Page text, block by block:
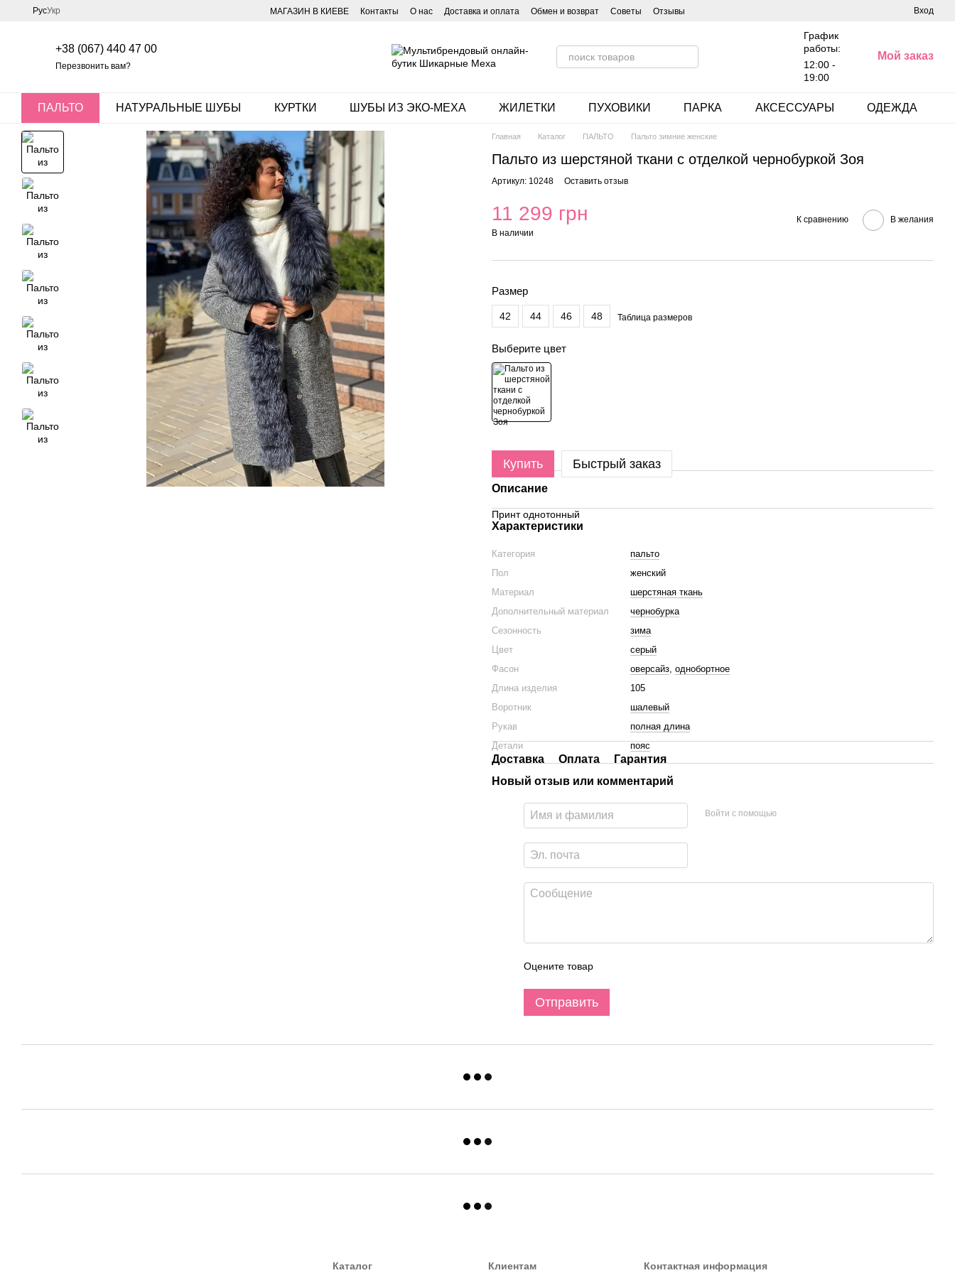
Перейти к основному контенту
РусУкр МАГАЗИН В КИЕВЕ Контакты О нас Доставка и оплата Обмен и возврат Советы Отзывы Вход
+38 (067) 440 47 00
Перезвонить вам?
График
работы:
12:00 -
19:00
Мой заказ
ПАЛЬТО НАТУРАЛЬНЫЕ ШУБЫ КУРТКИ ШУБЫ ИЗ ЭКО-МЕХА ЖИЛЕТКИ ПУХОВИКИ ПАРКА АКСЕССУАРЫ ОДЕЖДА
Главная Каталог ПАЛЬТО Пальто зимние женские
Пальто из шерстяной ткани с отделкой чернобуркой Зоя
Артикул: 10248 Оставить отзыв
11 299 грн
В наличии
К сравнению В желания
Размер
42 44 46 48 Таблица размеров
Выберите цвет
Купить Быстрый заказ
Описание
Принт однотонный
Характеристики
Категория
пальто
Пол
женский
Материал
шерстяная ткань
Дополнительный материал
чернобурка
Сезонность
зима
Цвет
серый
Фасон
оверсайз, однобортное
Длина изделия
105
Воротник
шалевый
Рукав
полная длина
Детали
пояс
Доставка Оплата
Гарантия
Новый отзыв или комментарий
Войти с помощью
Оцените товар
Отправить
Каталог Клиентам Контактная информация